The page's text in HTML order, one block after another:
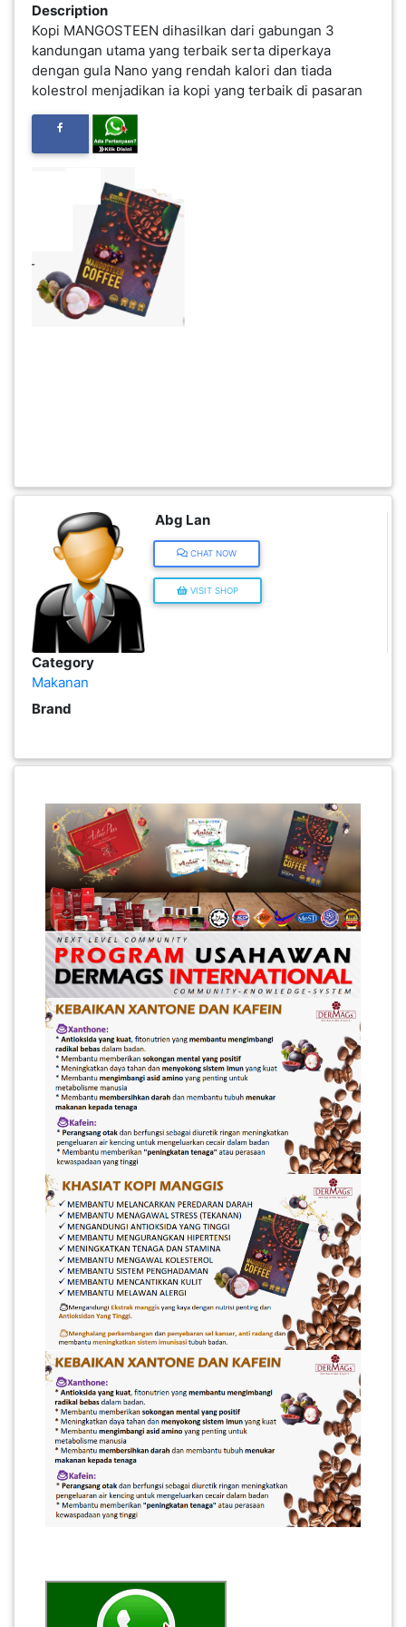
Description
Kopi MANGOSTEEN dihasilkan dari gabungan 3
kandungan utama yang terbaik serta diperkaya
dengan gula Nano yang rendah kalori dan tiada
kolestrol menjadikan ia kopi yang terbaik di pasaran
Abg Lan
CHAT NOW
VISIT SHOP
Category
Makanan
Brand
FESYEN
WANITA(0)
KECANTIKAN(7)
WANGI(8)
TUDUNG(0)
ARTIKEL(14)
PEMBORONG(2)
PRODUK
DIGITAL(29)
KENDERAAN(6)
ELEKTRONIK(5)
SUKAN/HOBI(2)
PERCUTIAN
PELANCONGAN(1)
RUMAH
BARANG
PERIBADI(4)
PEKERJAAN(0)
SERVIS(17)
HARTA
BENDA(1)
KEPERLUAN(16)
SELANGOR(37)